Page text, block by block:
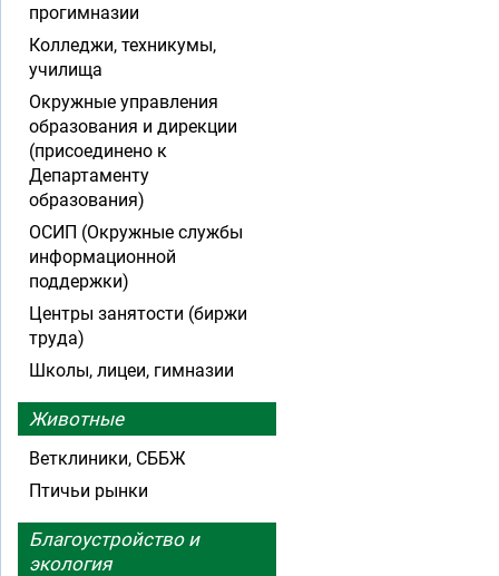
прогимназии
Колледжи, техникумы,
училища
Окружные управления
образования и дирекции
(присоединено к
Департаменту
образования)
ОСИП (Окружные службы
информационной
поддержки)
Центры занятости (биржи
труда)
Школы, лицеи, гимназии
Животные
Ветклиники, СББЖ
Птичьи рынки
Благоустройство и
экология